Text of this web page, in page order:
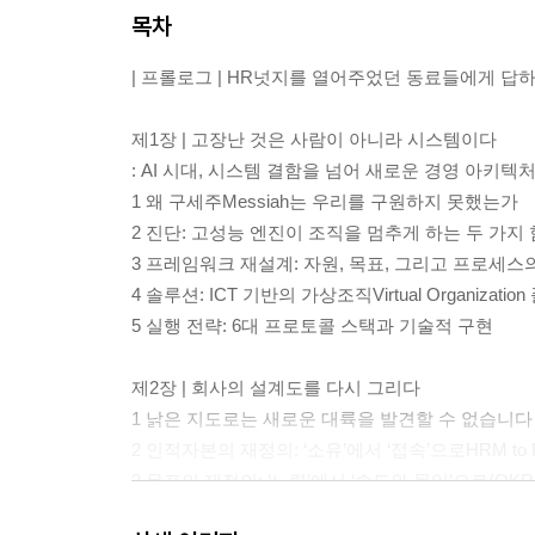
목차
| 프롤로그 | HR넛지를 열어주었던 동료들에게 답
제1장 | 고장난 것은 사람이 아니라 시스템이다
: AI 시대, 시스템 결함을 넘어 새로운 경영 아키텍
1 왜 구세주Messiah는 우리를 구원하지 못했는가
2 진단: 고성능 엔진이 조직을 멈추게 하는 두 가지
3 프레임워크 재설계: 자원, 목표, 그리고 프로세스
4 솔루션: ICT 기반의 가상조직Virtual Organization
5 실행 전략: 6대 프로토콜 스택과 기술적 구현
제2장 | 회사의 설계도를 다시 그리다
1 낡은 지도로는 새로운 대륙을 발견할 수 없습니다
3 목표의 재정의: ‘노력’에서 ‘속도와 몰입’으로